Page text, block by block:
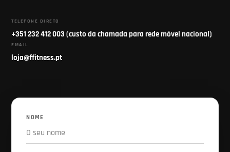
TELEFONE DIRETO
+351 232 412 003 (custo da chamada para rede móvel nacional)
EMAIL
loja@ffitness.pt
NOME